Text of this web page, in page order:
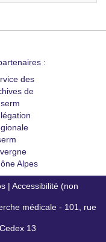
:
des
de
Alpes
| Accessibilité (non
médicale - 101, rue
13